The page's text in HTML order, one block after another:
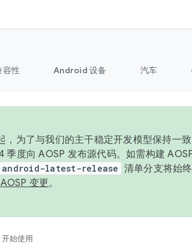
容性 Android 设备 汽车
，为了与我们的主干稳定开发模型保持一
季度向 AOSP 发布源代码。如需构建
android-latest-release 清单分支将始
AOSP 变更。
开始使用